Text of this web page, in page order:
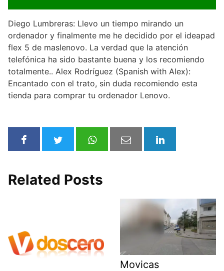
Diego Lumbreras: Llevo un tiempo mirando un
ordenador y finalmente me he decidido por el ideapad
flex 5 de maslenovo. La verdad que la atención
telefónica ha sido bastante buena y los recomiendo
totalmente.. Alex Rodríguez (Spanish with Alex):
Encantado con el trato, sin duda recomiendo esta
tienda para comprar tu ordenador Lenovo.
Related Posts
Movicas